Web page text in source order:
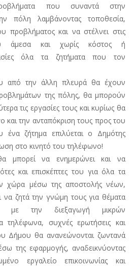
που συναντά στην
πόλη λαμβάνοντας τοποθεσία,
προβλήματος και να στέλνει στις
άμεσα και χωρίς κόστος ή
όλα τα ζητήματα που τον
από την άλλη πλευρά θα έχουν
της πόλης, θα μπορούν
τις εργασίες τους και κυρίως θα
και την ανταπόκριση τους προς του
ζήτημα επιλύεται ο Δημότης
στο κινητό του τηλέφωνο!
μπορεί να ενημερώνει και να
και επισκέπτες του για όλα τα
χώρα μέσω της αποστολής νέων,
ζητά την γνώμη τους για θέματα
με την διεξαγωγή μικρών
τηλέφωνα, συχνές ερωτήσεις και
Δήμου θα ανανεώνονται ζωντανά
της εφαρμογής, αναδεικνύοντας
εργαλείο επικοινωνίας και